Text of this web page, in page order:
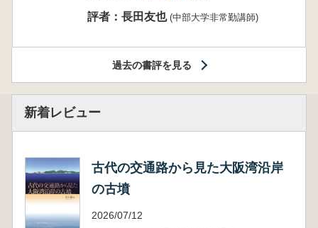
評者：長田友也 (中部大学非常勤講師)
過去の書評を見る
新着レビュー
古代の交通路から見た大阪湾沿岸
の古墳
2026/07/12